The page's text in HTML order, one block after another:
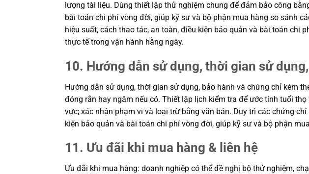
lượng tài liệu. Dùng thiết lập thử nghiệm chung để đảm bảo công
bài toán chi phí vòng đời, giúp kỹ sư và bộ phận mua hàng so sánh
hiệu suất, cách thao tác, an toàn, điều kiện bảo quản và bài toán chi
thực tế trong vận hành hằng ngày.
10. Hướng dẫn sử dụng, thời gian sử
Hướng dẫn sử dụng, thời gian sử dụng, bảo hành và chứng chỉ kèm
đóng rắn hay ngâm nếu có. Thiết lập lịch kiểm tra để ước tính tuổi
vực; xác nhận phạm vi và loại trừ bằng văn bản. Duy trì các chứng
kiện bảo quản và bài toán chi phí vòng đời, giúp kỹ sư và bộ phận
11. Ưu đãi khi mua hàng & liên hệ
Ưu đãi khi mua hàng: doanh nghiệp có thể đề nghị bộ thử nghiệm,